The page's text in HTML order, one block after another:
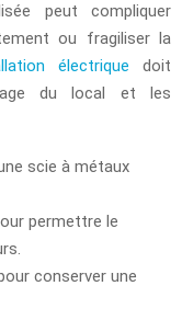
peut compliquer
ou fragiliser la
électrique doit
du local et les
scie à métaux
permettre le
conserver une